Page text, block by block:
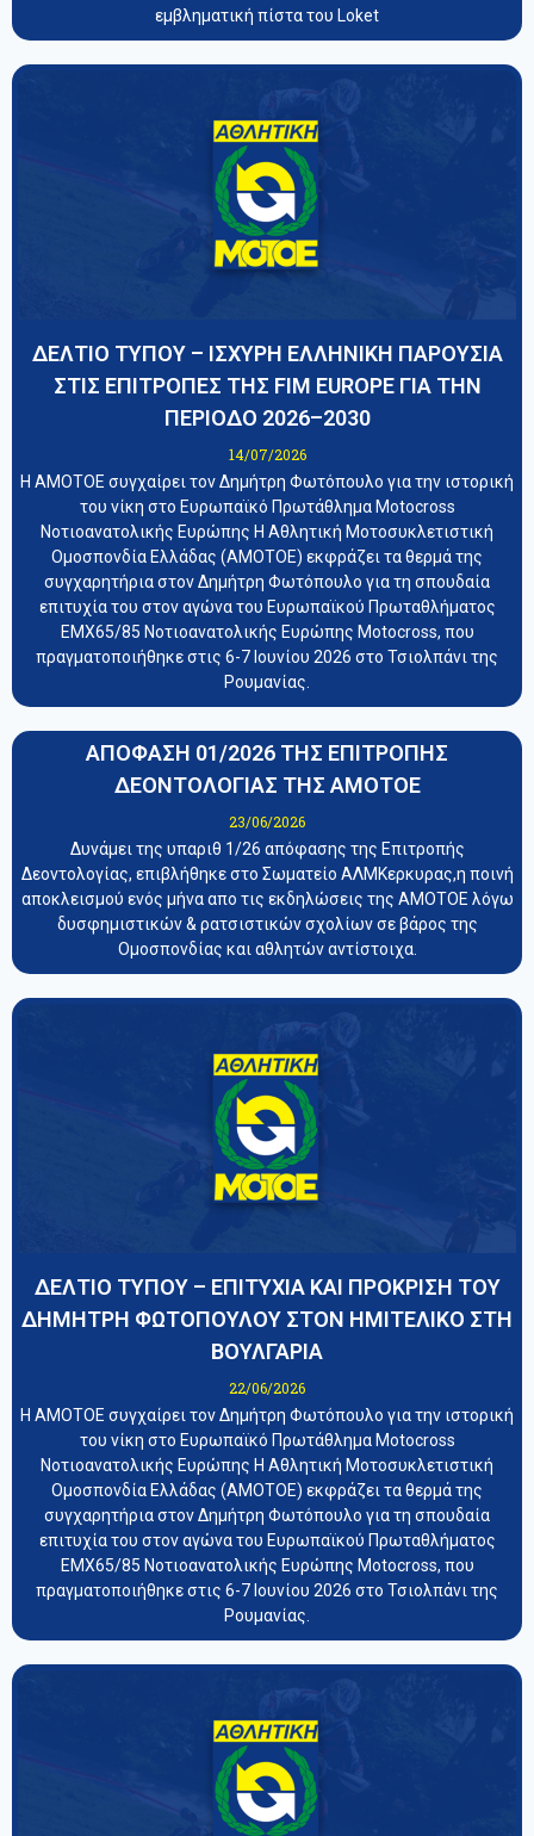
εμβληματική πίστα του Loket
ΔΕΛΤΙΟ ΤΥΠΟΥ – ΙΣΧΥΡΗ ΕΛΛΗΝΙΚΗ ΠΑΡΟΥΣΙΑ
ΣΤΙΣ ΕΠΙΤΡΟΠΕΣ ΤΗΣ FIM EUROPE ΓΙΑ ΤΗΝ
ΠΕΡΙΟΔΟ 2026–2030
14/07/2026
Η ΑΜΟΤΟΕ συγχαίρει τον Δημήτρη Φωτόπουλο για την ιστορική
του νίκη στο Ευρωπαϊκό Πρωτάθλημα Motocross
Νοτιοανατολικής Ευρώπης Η Αθλητική Μοτοσυκλετιστική
Ομοσπονδία Ελλάδας (ΑΜΟΤΟΕ) εκφράζει τα θερμά της
συγχαρητήρια στον Δημήτρη Φωτόπουλο για τη σπουδαία
επιτυχία του στον αγώνα του Ευρωπαϊκού Πρωταθλήματος
EMX65/85 Νοτιοανατολικής Ευρώπης Motocross, που
πραγματοποιήθηκε στις 6-7 Ιουνίου 2026 στο Τσιολπάνι της
Ρουμανίας.
ΑΠΟΦΑΣΗ 01/2026 ΤΗΣ ΕΠΙΤΡΟΠΗΣ
ΔΕΟΝΤΟΛΟΓΙΑΣ ΤΗΣ ΑΜΟΤΟΕ
23/06/2026
Δυνάμει της υπαριθ 1/26 απόφασης της Επιτροπής
Δεοντολογίας, επιβλήθηκε στο Σωματείο ΑΛΜΚερκυρας,η ποινή
αποκλεισμού ενός μήνα απο τις εκδηλώσεις της ΑΜΟΤΟΕ λόγω
δυσφημιστικών & ρατσιστικών σχολίων σε βάρος της
Ομοσπονδίας και αθλητών αντίστοιχα.
ΔΕΛΤΙΟ ΤΥΠΟΥ – ΕΠΙΤΥΧΙΑ ΚΑΙ ΠΡΟΚΡΙΣΗ ΤΟΥ
ΔΗΜΗΤΡΗ ΦΩΤΟΠΟΥΛΟΥ ΣΤΟΝ ΗΜΙΤΕΛΙΚΟ ΣΤΗ
ΒΟΥΛΓΑΡΙΑ
22/06/2026
Η ΑΜΟΤΟΕ συγχαίρει τον Δημήτρη Φωτόπουλο για την ιστορική
του νίκη στο Ευρωπαϊκό Πρωτάθλημα Motocross
Νοτιοανατολικής Ευρώπης Η Αθλητική Μοτοσυκλετιστική
Ομοσπονδία Ελλάδας (ΑΜΟΤΟΕ) εκφράζει τα θερμά της
συγχαρητήρια στον Δημήτρη Φωτόπουλο για τη σπουδαία
επιτυχία του στον αγώνα του Ευρωπαϊκού Πρωταθλήματος
EMX65/85 Νοτιοανατολικής Ευρώπης Motocross, που
πραγματοποιήθηκε στις 6-7 Ιουνίου 2026 στο Τσιολπάνι της
Ρουμανίας.